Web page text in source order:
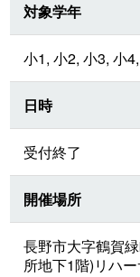
対象学年
小1, 小2, 小3, 小
日時
受付終了
開催場所
長野市大字鶴賀
所地下1階)リハ